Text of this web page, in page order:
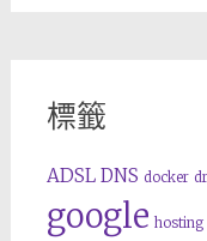
標籤
ADSL DNS docker
google hosting